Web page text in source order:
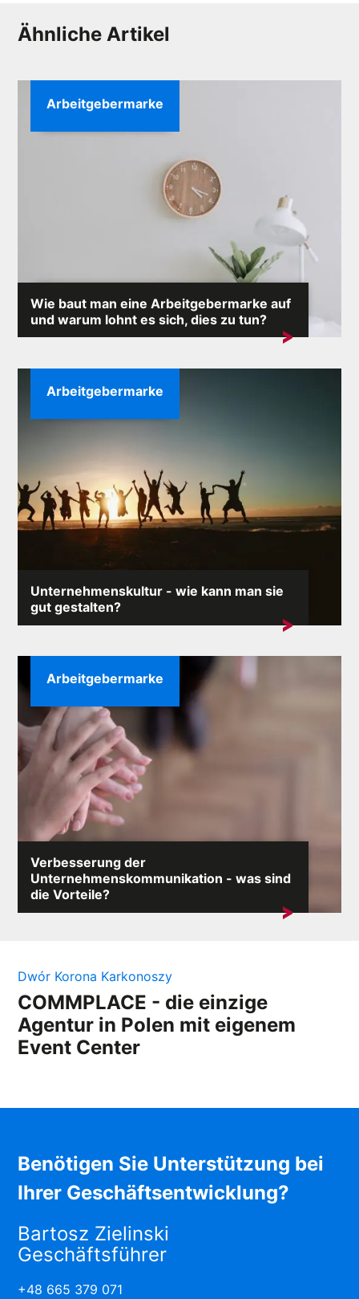
Ähnliche Artikel
Wie baut man eine Arbeitgebermarke auf
und warum lohnt es sich, dies zu tun?
Employer Branding sollte ein wichtiger Bestandteil der
Arbeitgebermarke
Unternehmenskultur - wie kann man sie
gut gestalten?
Die Unternehmenskultur ist das Fundament eines jeden
Arbeitgebermarke
Verbesserung der
Unternehmenskommunikation - was sind
die Vorteile?
Wirksame Kommunikation innerhalb einer Organisation
Arbeitgebermarke
Dwór Korona Karkonoszy
COMMPLACE - die einzige
Agentur in Polen mit eigenem
Event Center
Benötigen Sie Unterstützung bei
Ihrer Geschäftsentwicklung?
Bartosz Zielinski
Geschäftsführer
+48 665 379 071